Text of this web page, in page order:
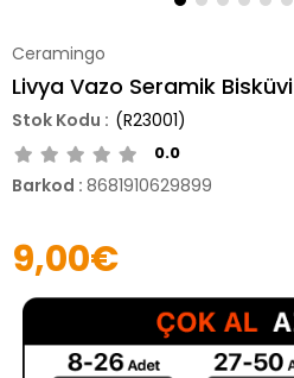
Ceramingo
Livya Vazo Seramik Bisküvi
(R23001)
0.0
Barkod : 8681910629899
9,00€